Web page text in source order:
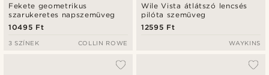
Fekete geometrikus
szarukeretes napszemüveg
10495 Ft
3 SZÍNEK COLLIN ROWE
Wile Vista átlátszó lencsés
pilóta szemüveg
12595 Ft
WAYKINS